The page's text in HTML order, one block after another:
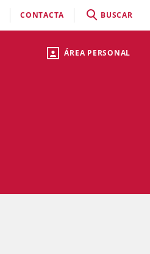
ÁREA PERSONAL
CONTACTA BUSCAR